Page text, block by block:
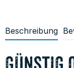
Beschreibung